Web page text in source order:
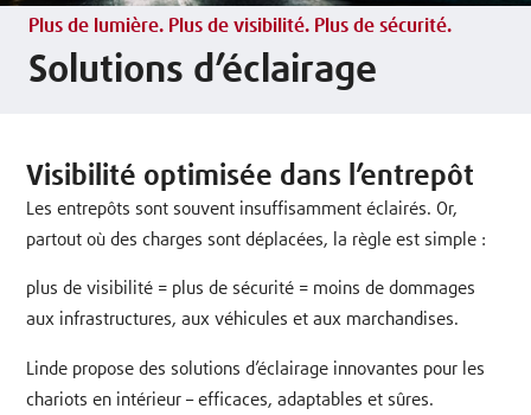
Plus de lumière. Plus de visibilité. Plus de sécurité.
Solutions d’éclairage
Visibilité optimisée dans l’entrepôt
Les entrepôts sont souvent insuffisamment éclairés. Or,
partout où des charges sont déplacées, la règle est simple :
plus de visibilité = plus de sécurité = moins de dommages
aux infrastructures, aux véhicules et aux marchandises.
Linde propose des solutions d’éclairage innovantes pour les
chariots en intérieur – efficaces, adaptables et sûres.